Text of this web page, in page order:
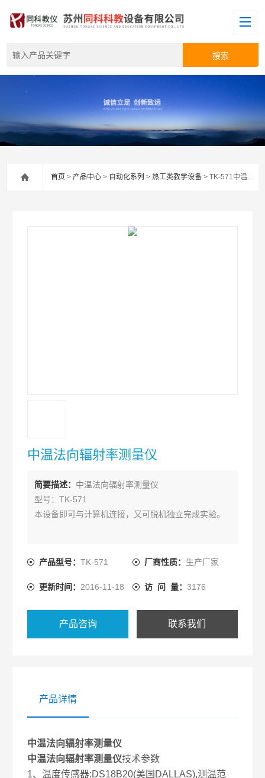
首页 >产品中心 > 自动化系列 >热工类教学设备 > TK-571中温法向辐射率测量仪
中温法向辐射率测量仪
简要描述： 中温法向辐射率测量仪
型号：TK-571
本设备即可与计算机连接，又可脱机独立完成实验。
产品型号：TK-571 厂商性质： 生产厂家
更新时间： 2016-11-18 访 问 量： 3176
产品咨询 联系我们
产品详情
中温法向辐射率测量仪
中温法向辐射率测量仪技术参数
1、温度传感器:DS18B20(美国DALLAS),测温范